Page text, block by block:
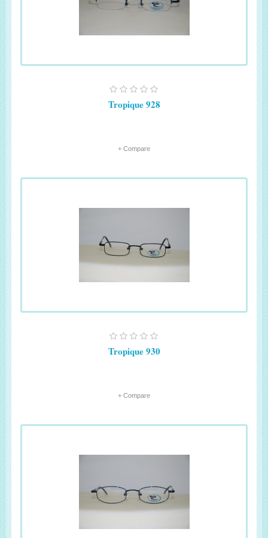
Tropique 928
+ Compare
Tropique 930
+ Compare